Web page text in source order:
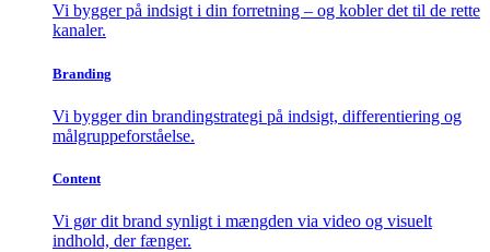
Vi bygger på indsigt i din forretning – og kobler det til de rette
kanaler.
Branding
Vi bygger din brandingstrategi på indsigt, differentiering og
målgruppeforståelse.
Content
Vi gør dit brand synligt i mængden via video og visuelt
indhold, der fænger.